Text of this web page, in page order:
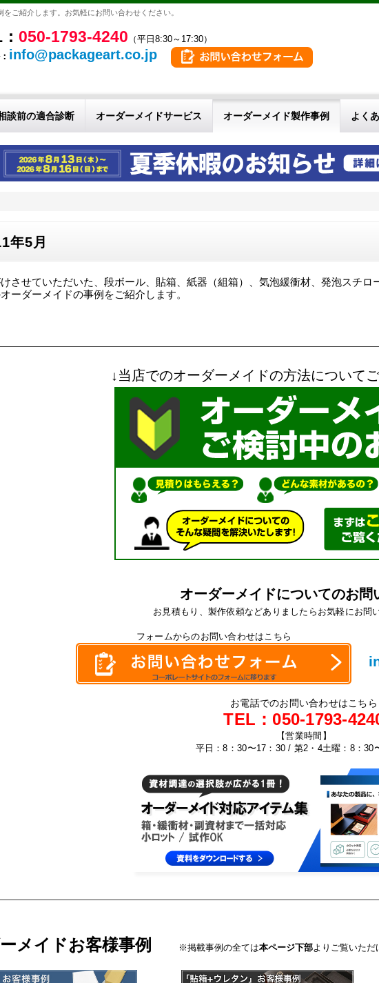
ご紹介します。お気軽にお問い合わせください。
050-1793-4240 （平日8:30～17:30）
info@packageart.co.jp
談前の適合診断 オーダーメイドサービス オーダーメイド製作事例 よく
年5月
させていただいた、段ボール、貼箱、紙器（組箱）、気泡緩衝材、発泡スチロ
ーダーメイドの事例をご紹介します。
↓当店でのオーダーメイドの方法について
オーダーメイドについてのお問
お見積もり、製作依頼などありましたらお気軽にお問
フォームからのお問い合わせはこちら
お電話でのお問い合わせはこちら
TEL： 050-1793-
【営業時間】
平日：8：30〜17：30 / 第2・4土曜：8：30
メイドお客様事例 ※掲載事例の全ては本ページ下部よりご覧いただ